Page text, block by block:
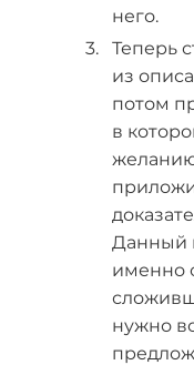
него.
Теперь
из
потом
в
Данный
именно
нужно